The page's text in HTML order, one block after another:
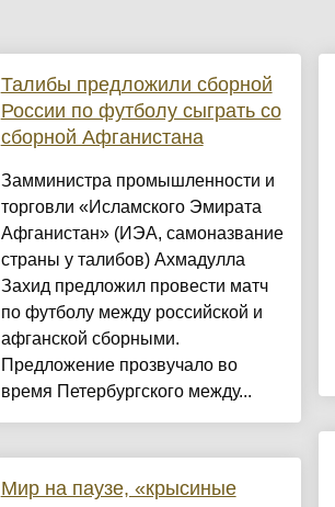
Талибы предложили сборной
России по футболу сыграть со
сборной Афганистана
Замминистра промышленности и
торговли «Исламского Эмирата
Афганистан» (ИЭА, самоназвание
страны у талибов) Ахмадулла
Захид предложил провести матч
по футболу между российской и
афганской сборными.
Предложение прозвучало во
время Петербургского между...
Мир на паузе, «крысиные